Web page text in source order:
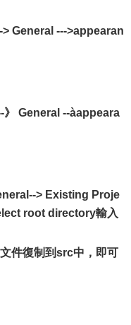
>General --->appearan
General --àappeara
> Existing Proje
root directory輸入
件復制到src中，即可